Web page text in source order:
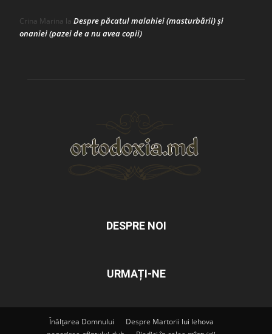
Crina Marina la Despre păcatul malahiei (masturbării) şi
onaniei (pazei de a nu avea copii)
DESPRE NOI
URMAȚI-NE
Înălțarea Domnului
Despre Martorii lui Iehova